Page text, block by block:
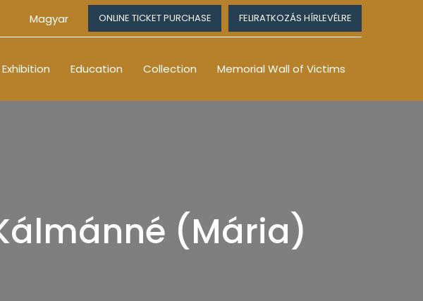
Magyar ONLINE TICKET PURCHASE FELIRATKOZÁS HÍRLEVÉLRE
Exhibition Education Collection Memorial Wall of Victims
(Mária)